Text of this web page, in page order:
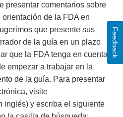
presentar comentarios sobre
de la FDA en
que presente sus
de la guía en un plazo
que la FDA tenga en cuenta
empezar a trabajar en la
de la guía. Para presentar
visite
inglés) y escriba el siguiente
Feedback